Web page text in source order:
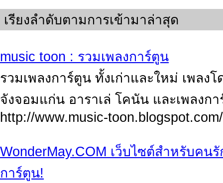
เรียงลำดับตามการเข้ามาล่าสุด
music toon : รวมเพลงการ์ตูน
รวมเพลงการ์ตูน ทั้งเก่าและใหม่ เพลง
จังจอมแก่น อาราเล่ โคนัน และเพลงก
http://www.music-toon.blogspot.com/
WonderMay.COM เว็บไซต์สำหรับค
การ์ตูน!